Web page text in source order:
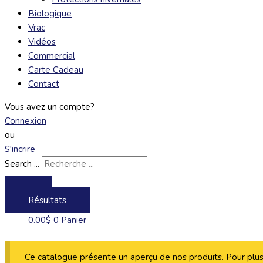
Biologique
Vrac
Vidéos
Commercial
Carte Cadeau
Contact
Vous avez un compte?
Connexion
ou
S'incrire
Search ...
Résultats
0.00$ 0 Panier
Ce catalogue présente un aperçu de nos produits. Pour